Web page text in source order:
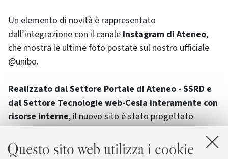
Questo sito web utilizza i cookie
Un elemento di novità è rappresentato
dall’integrazione con il canale Instagram di Ateneo,
che mostra le ultime foto postate sul nostro ufficiale
@unibo.
Realizzato dal Settore Portale di Ateneo - SSRD e
dal Settore Tecnologie web-Cesia interamente con
risorse interne, il nuovo sito è stato progettato
seguendo la logica del Mobile First, pensando quindi
prima alla versione navigabile da cellulari e tablet.